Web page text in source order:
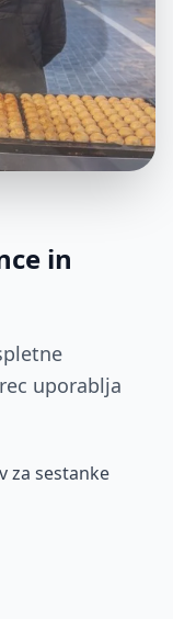
in
uporablja
za sestanke